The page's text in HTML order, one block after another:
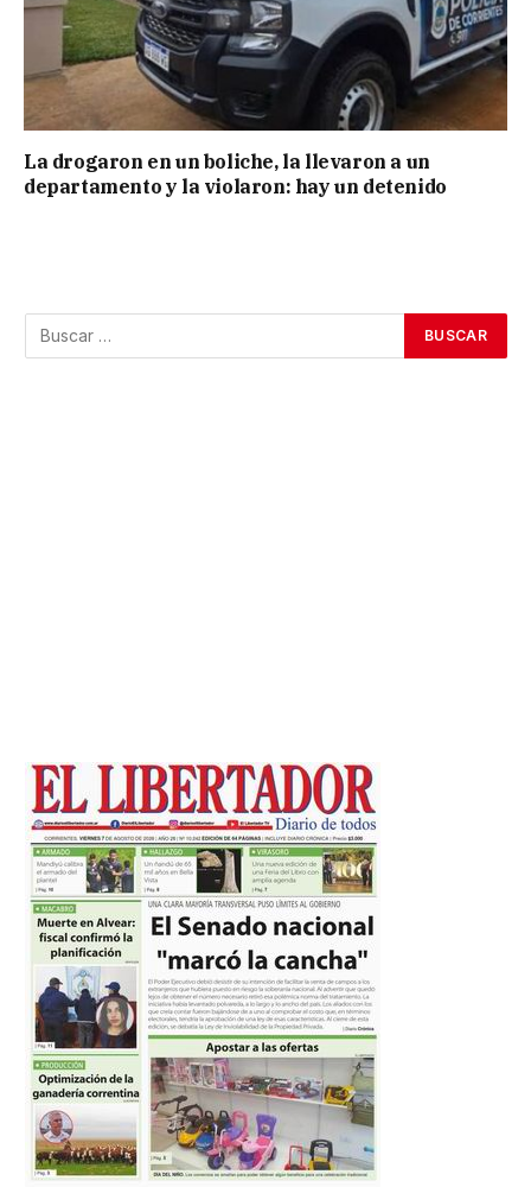
La drogaron en un boliche, la llevaron a un
departamento y la violaron: hay un detenido